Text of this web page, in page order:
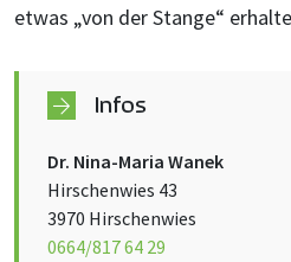
etwas „von der Stange“
Infos
Dr. Nina-Maria Wanek
Hirschenwies 43
3970 Hirschenwies
0664/817 64 29